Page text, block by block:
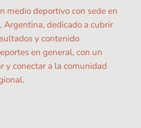
medio deportivo con sede en
Argentina, dedicado a cubrir
y contenido
en general, con un
y conectar a la comunidad